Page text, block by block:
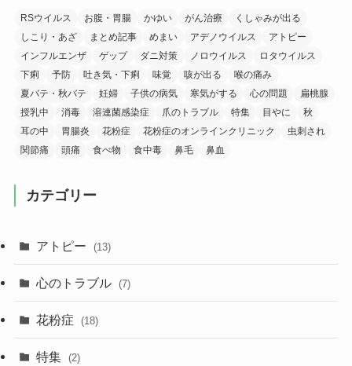
RSウイルス お腹・胃腸 かゆい がん治療
くしゃみが出る
しこり・あざ
まとめ記事 めまい アデノウイルス
アトピー
インフルエンザ
ゲップ ダニ対策 ノロウイルス
ロタウイルス
下痢
予防 吐き気・下痢 味覚 咳が出る
喉の痛み
夏バテ・秋バテ
妊婦 子供の病気 寒気がする 心の問題
扁桃腺
授乳中
消毒 溶連菌感染症 爪のトラブル 特集 目やに
秋
耳の中
胃腸炎 花粉症 花粉症のオンラインクリニック
虫刺され
関節痛
頭痛 食べ物 食中毒 鼻毛 鼻血
カテゴリー
アトピー (13)
心のトラブル (7)
花粉症 (18)
特集 (2)